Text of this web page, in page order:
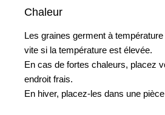
Chaleur
Les graines germent à
vite si la température est élevée.
En cas de fortes chaleurs, placez
endroit frais.
En hiver, placez-les dans une